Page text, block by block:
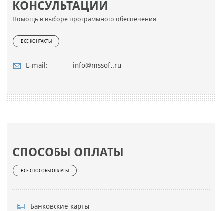
КОНСУЛЬТАЦИИ
Помощь в выборе программного обеспечения
ВСЕ КОНТАКТЫ
E-mail: info@mssoft.ru
СПОСОБЫ ОПЛАТЫ
ВСЕ СПОСОБЫ ОПЛАТЫ
Банковские карты